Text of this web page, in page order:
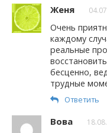
Женя
Очень
каждому
реальные
бесценно,
трудные
Ответить
Вова